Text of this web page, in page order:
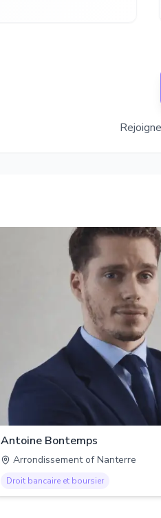
Antoine Bontemps
Arrondissement of Nanterre
Droit bancaire et boursier